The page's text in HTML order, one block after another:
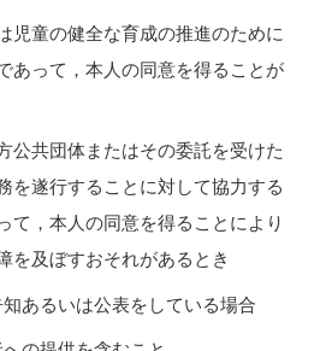
児童の健全な育成の推進のために
あって，本人の同意を得ることが
公共団体またはその委託を受けた
を遂行することに対して協力する
て，本人の同意を得ることにより
を及ぼすおそれがあるとき
あるいは公表をしている場合